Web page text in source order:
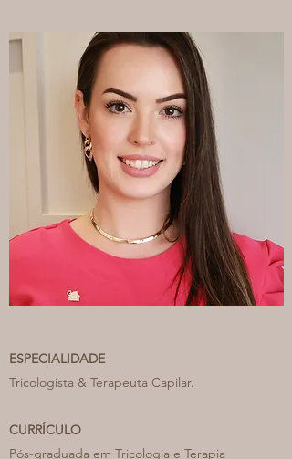
ESPECIALIDADE
Tricologista & Terapeuta Capilar.
CURRÍCULO
Pós-graduada em Tricologia e Terapia